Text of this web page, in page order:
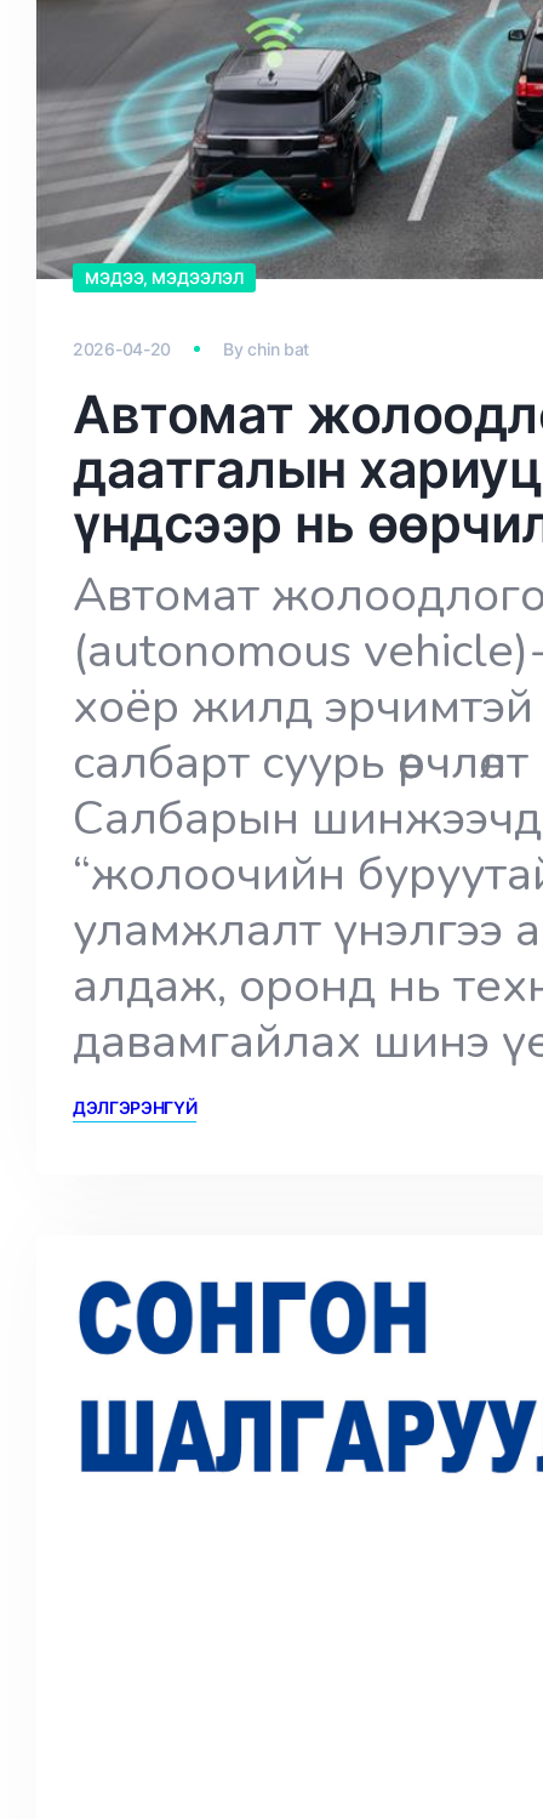
МЭДЭЭ, МЭДЭЭЛЭЛ
2026-04-20 Bychin bat
Автомат
даатгалын
үндсээр нь
Автомат
(autonomous
хоёр жилд эрчимтэй
салбарт суурь
Салбарын
“жолоочийн
уламжлалт үнэлгээ
алдаж, оронд нь
давамгайлах шинэ
ДЭЛГЭРЭНГҮЙ